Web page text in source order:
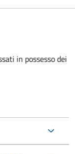
in possesso dei